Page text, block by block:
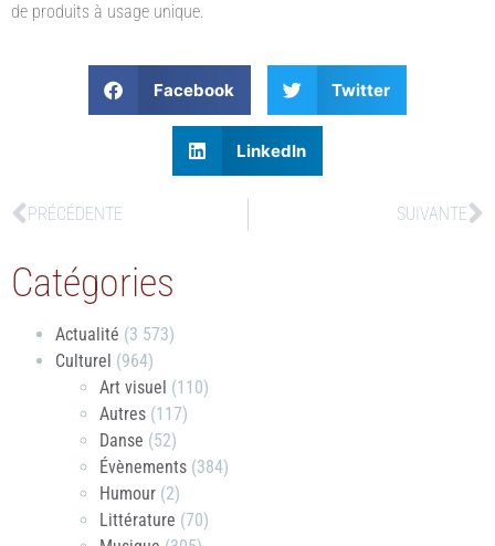
de produits à usage unique.
Facebook Twitter
LinkedIn
PRÉCÉDENTE SUIVANTE
Catégories
Actualité (3 573)
Culturel (964)
Art visuel (110)
Autres (117)
Danse (52)
Évènements (384)
Humour (2)
Littérature (70)